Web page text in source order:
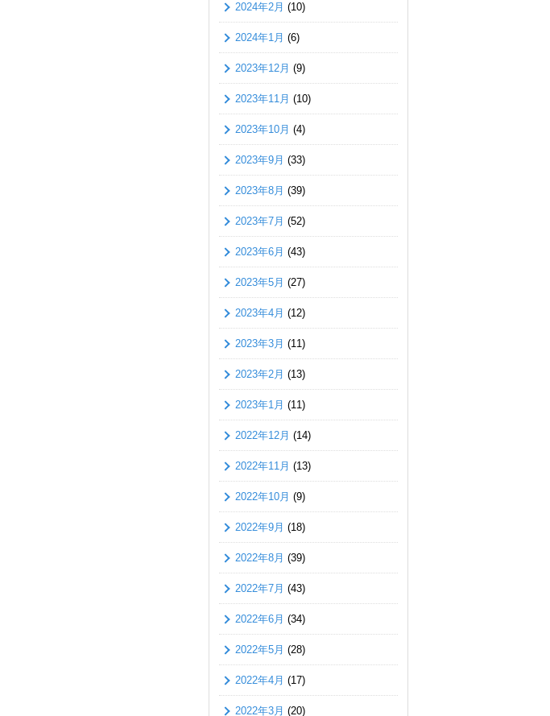
2024年2月 (10)
2024年1月 (6)
2023年12月 (9)
2023年11月 (10)
2023年10月 (4)
2023年9月 (33)
2023年8月 (39)
2023年7月 (52)
2023年6月 (43)
2023年5月 (27)
2023年4月 (12)
2023年3月 (11)
2023年2月 (13)
2023年1月 (11)
2022年12月 (14)
2022年11月 (13)
2022年10月 (9)
2022年9月 (18)
2022年8月 (39)
2022年7月 (43)
2022年6月 (34)
2022年5月 (28)
2022年4月 (17)
2022年3月 (20)